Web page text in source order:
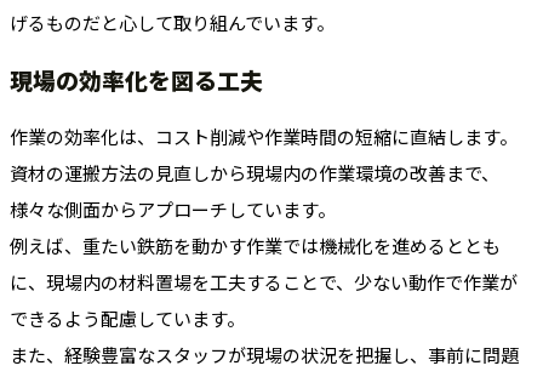
げるものだと心して取り組んでいます。
現場の効率化を図る工夫
作業の効率化は、コスト削減や作業時間の短縮に直結します。
資材の運搬方法の見直しから現場内の作業環境の改善まで、
様々な側面からアプローチしています。
例えば、重たい鉄筋を動かす作業では機械化を進めるととも
に、現場内の材料置場を工夫することで、少ない動作で作業が
できるよう配慮しています。
また、経験豊富なスタッフが現場の状況を把握し、事前に問題